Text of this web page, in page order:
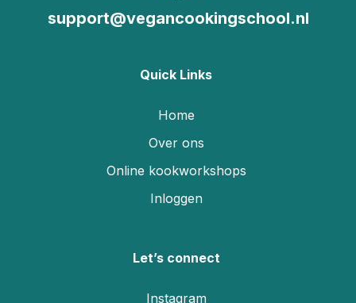
support@vegancookingschool.nl
Quick Links
Home
Over ons
Online kookworkshops
Inloggen
Let’s connect
Instagram